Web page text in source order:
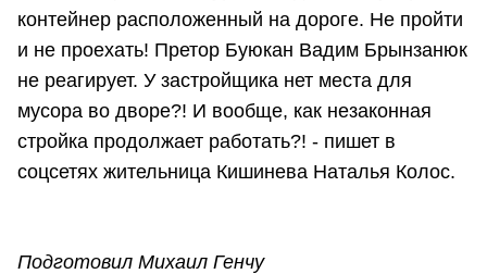
контейнер расположенный на дороге. Не пройти
и не проехать! Претор Буюкан Вадим Брынзанюк
не реагирует. У застройщика нет места для
мусора во дворе?! И вообще, как незаконная
стройка продолжает работать?! - пишет в
соцсетях жительница Кишинева Наталья Колос.
Подготовил Михаил Генчу